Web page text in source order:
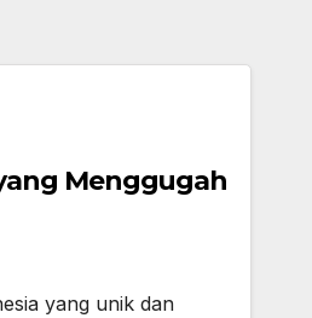
Menggugah
yang unik dan